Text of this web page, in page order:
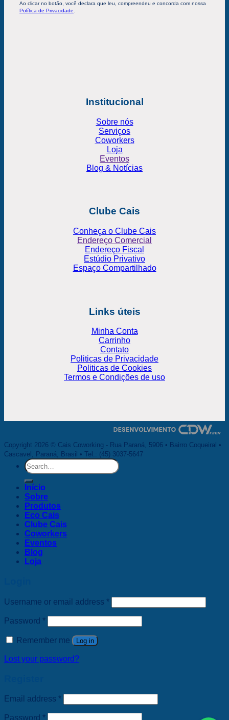
Ao clicar no botão, você declara que leu, compreendeu e concorda com nossa
Política de Privacidade
Institucional
Sobre nós
Serviços
Coworkers
Loja
Eventos
Blog & Notícias
Clube Cais
Conheça o Clube Cais
Endereço Comercial
Endereço Fiscal
Estúdio Privativo
Espaço Compartilhado
Links úteis
Minha Conta
Carrinho
Contato
Politicas de Privacidade
Politicas de Cookies
Termos e Condições de uso
Copyright 2026 © Cais Coworking - Rua Paraná, 5906 • Bairro Coqueiral •
Cascavel, Paraná, Brasil • Tel.: (45) 3037-5647
Search
for:
Início
Sobre
Produtos
Eco Cais
Clube Cais
Coworkers
Eventos
Blog
Loja
Username or email address *
Password *
Remember me Log in
Lost your password?
Email address *
Password *